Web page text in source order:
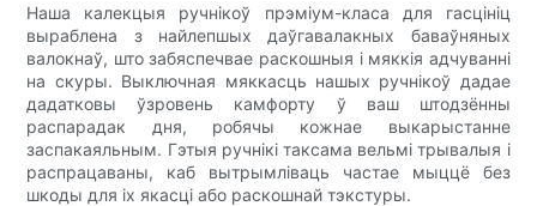
Наша калекцыя ручнікоў прэміум-класа для гасцініц
выраблена з найлепшых даўгавалакных баваўняных
валокнаў, што забяспечвае раскошныя і мяккія адчуванні
на скуры. Выключная мяккасць нашых ручнікоў дадае
дадатковы ўзровень камфорту ў ваш штодзённы
распарадак дня, робячы кожнае выкарыстанне
заспакаяльным. Гэтыя ручнікі таксама вельмі трывалыя і
распрацаваны, каб вытрымліваць частае мыццё без
шкоды для іх якасці або раскошнай тэкстуры.